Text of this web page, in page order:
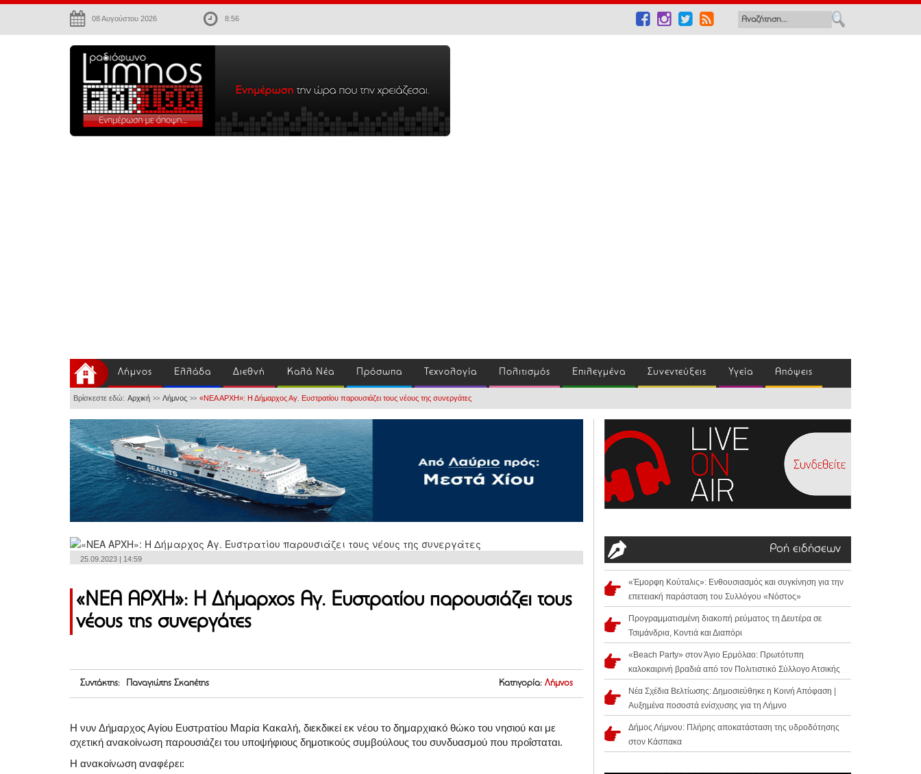
08 Αυγούστου 2026 8:56
Λήμνος Ελλάδα Διεθνή Καλά Νέα Πρόσωπα Τεχνολογία Πολιτισμός Επιλεγμένα Συνεντεύξεις Υγεία Απόψεις
Βρίσκεστε εδώ: Αρχική >> Λήμνος >> «ΝΕΑ ΑΡΧΗ»: Η Δήμαρχος Αγ. Ευστρατίου παρουσιάζει τους νέους της συνεργάτες
25.09.2023 | 14:59
«ΝΕΑ ΑΡΧΗ»: Η Δήμαρχος Αγ. Ευστρατίου παρουσιάζει τους
νέους της συνεργάτες
Συντάκτης: Παναγιώτης Σκαπέτης Κατηγορία: Λήμνος
Η νυν Δήμαρχος Αγίου Ευστρατίου Μαρία Κακαλή, διεκδικεί εκ νέου το δημαρχιακό θώκο του νησιού και με
σχετική ανακοίνωση παρουσιάζει του υποψήφιους δημοτικούς συμβούλους του συνδυασμού που προΐσταται.
Η ανακοίνωση αναφέρει:
Ροή ειδήσεων
«Έμορφη Κούταλις»: Ενθουσιασμός και συγκίνηση για την
επετειακή παράσταση του Συλλόγου «Νόστος»
Προγραμματισμένη διακοπή ρεύματος τη Δευτέρα σε
Τσιμάνδρια, Κοντιά και Διαπόρι
«Beach Party» στον Άγιο Ερμόλαο: Πρωτότυπη
καλοκαιρινή βραδιά από τον Πολιτιστικό Σύλλογο Ατσικής
Νέα Σχέδια Βελτίωσης: Δημοσιεύθηκε η Κοινή Απόφαση |
Αυξημένα ποσοστά ενίσχυσης για τη Λήμνο
Δήμος Λήμνου: Πλήρης αποκατάσταση της υδροδότησης
στον Κάσπακα